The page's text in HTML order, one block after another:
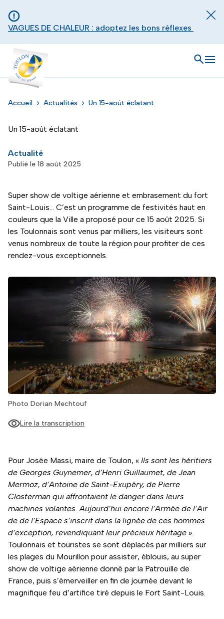
VAGUES DE CHALEUR : adoptez les bons réflexes
Toulon - Port du levant, retour à l'accueil
Ouvrir
Accueil Actualités Un 15-août éclatant
Un 15-août éclatant
Actualité
Publié le 18 août 2025
Super show de voltige aérienne et embrasement du fort
Saint-Louis… C’est un programme de festivités haut en
couleurs que la Ville a proposé pour ce 15 août 2025. Si
les Toulonnais sont venus par milliers, les visiteurs sont
venus nombreux de toute la région pour profiter de ces
rendez-vous exceptionnels.
Photo Dorian Mechtouf
Lire la transcription
Pour Josée Massi, maire de Toulon, « Ils sont les héritiers
de Georges Guynemer, d’Henri Guillaumet, de Jean
Mermoz, d’Antoine de Saint-Exupéry, de Pierre
Closterman qui affrontaient le danger dans leurs
machines volantes. Aujourd’hui encore l’Armée de l’Air
de de l’Espace s’inscrit dans la lignée de ces hommes
d’exception, revendiquant leur précieux héritage ».
Toulonnais et touristes se sont déplacés par milliers sur
les plages du Mourillon pour assister, éblouis, au super
show de voltige aérienne donné par la Patrouille de
France, puis s’émerveiller en fin de journée devant le
magnifique feu d’artifice tiré depuis le Fort Saint-Louis.